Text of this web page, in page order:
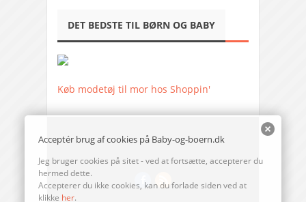
DET BEDSTE TIL BØRN OG BABY
Køb modetøj til mor hos Shoppin'
Acceptér brug af cookies på Baby-og-boern.dk
Jeg bruger cookies på sitet - ved at fortsætte, accepterer du
hermed dette.
Accepterer du ikke cookies, kan du forlade siden ved at
klikke her.